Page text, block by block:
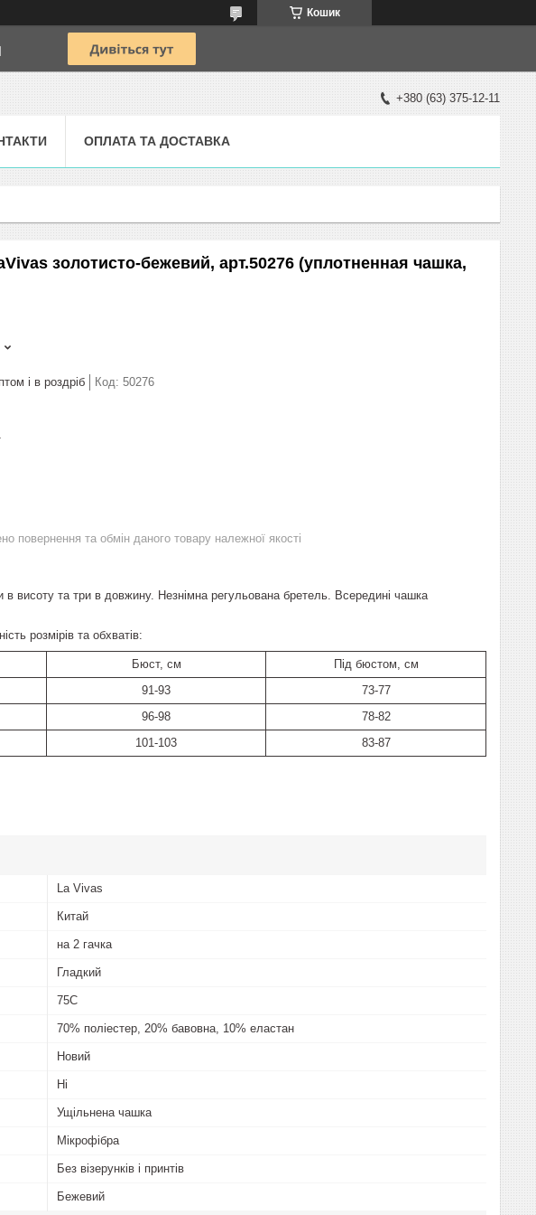
Кошик
+380 (63) 375-12-11
ОПЛАТА ТА ДОСТАВКА
золотисто-бежевий, арт.50276 (уплотненная чашка,
і в роздріб Код: 50276
повернення та обмін даного товару належної якості
висоту та три в довжину. Незнімна регульована бретель. Всередині чашка
розмірів та обхватів:
Бюст, см
Під бюстом, см
91-93
73-77
96-98
78-82
101-103 83-87
La Vivas
Китай
на 2 гачка
Гладкий
75C
70% поліестер, 20% бавовна, 10% еластан
Новий
Ні
Ущільнена чашка
Мікрофібра
Без візерунків і принтів
Бежевий